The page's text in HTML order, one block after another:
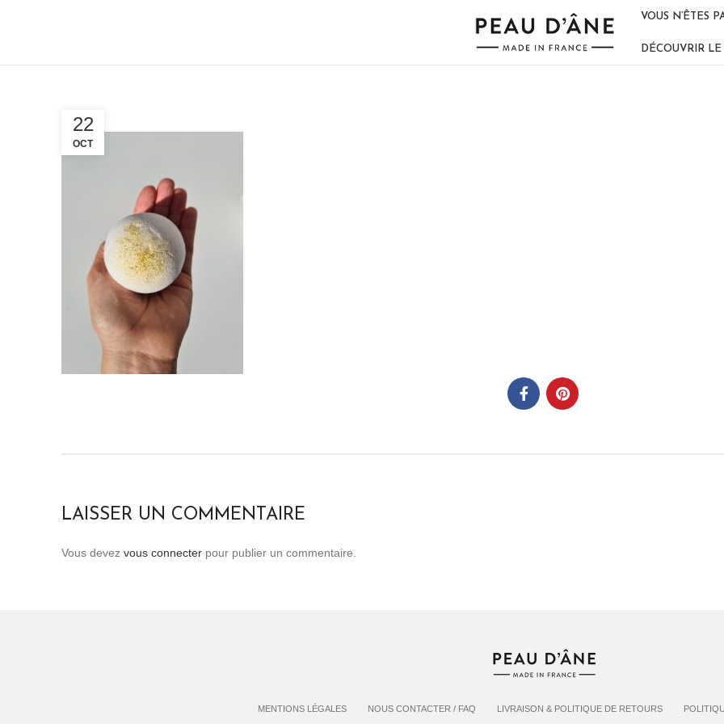
VOUS N’ÊTES
DÉCOUVRIR
22
OCT
LAISSER UN COMMENTAIRE
Vous devez vous connecter pour publier un commentaire.
MENTIONS LÉGALES NOUS CONTACTER / FAQ LIVRAISON & POLITIQUE DE RETOURS